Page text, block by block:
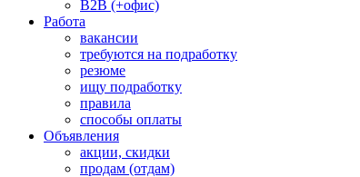
B2B (+офис)
Работа
вакансии
требуются на подработку
резюме
ищу подработку
правила
способы оплаты
Объявления
акции, скидки
продам (отдам)